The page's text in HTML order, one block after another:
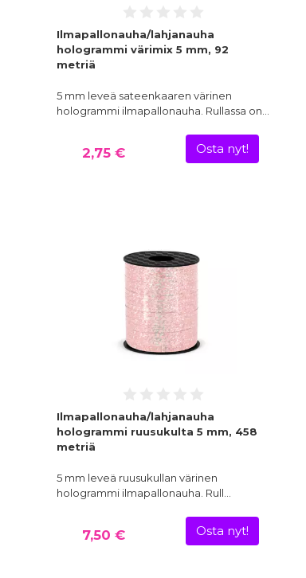
Ilmapallonauha/lahjanauha
hologrammi värimix 5 mm, 92
metriä
5 mm leveä sateenkaaren värinen
hologrammi ilmapallonauha. Rullassa on…
2,75 € Osta nyt!
Ilmapallonauha/lahjanauha
hologrammi ruusukulta 5 mm, 458
metriä
5 mm leveä ruusukullan värinen
hologrammi ilmapallonauha. Rull…
7,50 € Osta nyt!